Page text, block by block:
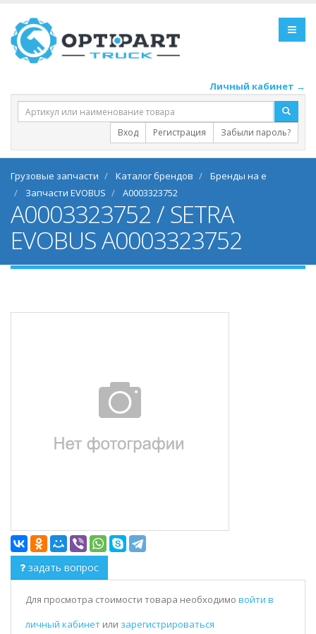
Личный кабинет →
Вход Регистрация Забыли пароль?
Грузовые запчасти Каталог брендов
Бренды на e
Запчасти EVOBUS
A0003323752
A0003323752 / SETRA
EVOBUS A0003323752
задать вопрос
Для просмотра стоимости товара необходимо войти в
личный кабинет или зарегистрироваться